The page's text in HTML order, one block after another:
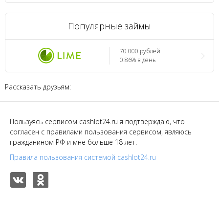
Популярные займы
70 000 рублей
0.86% в день
Рассказать друзьям:
Пользуясь сервисом cashlot24.ru я подтверждаю, что
согласен с правилами пользования сервисом, являюсь
гражданином РФ и мне больше 18 лет.
Правила пользования системой cashlot24.ru